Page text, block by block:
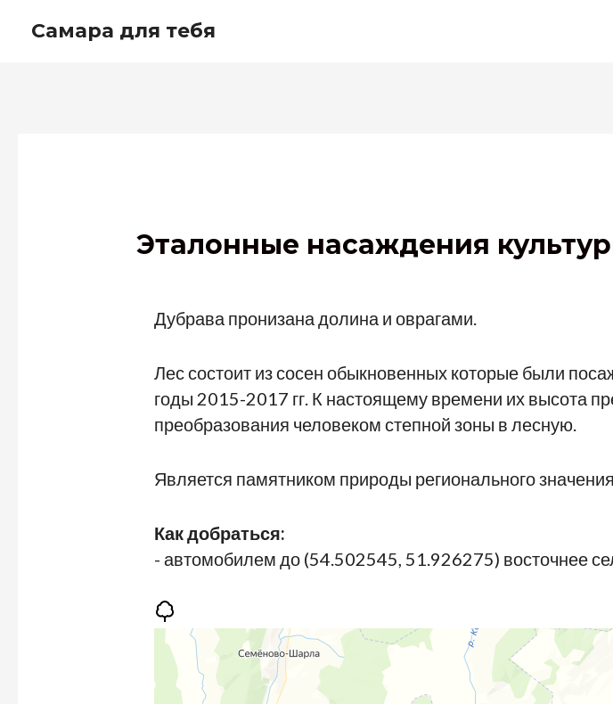
Самара для тебя
Эталонные насаждения
Дубрава пронизана долина и оврагами.
Лес состоит из сосен обыкновенных которые были
годы 2015-2017 гг. К настоящему времени их высота
преобразования человеком степной зоны в лесную.
Является памятником природы регионального значения.
Как добраться:
- автомобилем до (54.502545, 51.926275) восточнее